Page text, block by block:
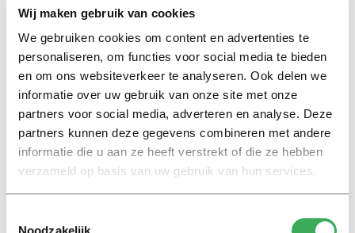
Wij maken gebruik van cookies
We gebruiken cookies om content en advertenties te
personaliseren, om functies voor social media te bieden
en om ons websiteverkeer te analyseren. Ook delen we
informatie over uw gebruik van onze site met onze
partners voor social media, adverteren en analyse. Deze
partners kunnen deze gegevens combineren met andere
informatie die u aan ze heeft verstrekt of die ze hebben
verzameld op basis van uw gebruik van hun services.
Noodzakelijk
tienduizenden ponden per keer, maar komt de rekening
“ergens in de lage duizenden uit, dus voor het eerst
kunnen universiteiten zich dit ook veroorloven.”
Lees ook